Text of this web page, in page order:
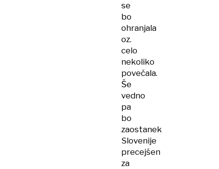
se
bo
ohranjala
oz.
celo
nekoliko
povečala.
Še
vedno
pa
bo
zaostanek
Slovenije
precejšen
za